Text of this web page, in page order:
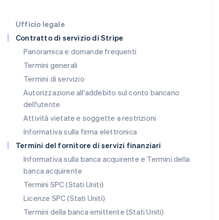
Ufficio legale
Contratto di servizio di Stripe
Panoramica e domande frequenti
Termini generali
Termini di servizio
Autorizzazione all'addebito sul conto bancario
dell'utente
Attività vietate e soggette a restrizioni
Informativa sulla firma elettronica
Termini del fornitore di servizi finanziari
Informativa sulla banca acquirente e Termini della
banca acquirente
Termini SPC (Stati Uniti)
Licenze SPC (Stati Uniti)
Termini della banca emittente (Stati Uniti)
Deutsch English
Lituania
English
Lussemburgo
FrançaisDeutschEnglish
Malaysia
English 简体中文
Malta
English
Messico
Español English
Norvegia
English
English
Paesi Bassi
NederlandsEnglish
English
Portogallo